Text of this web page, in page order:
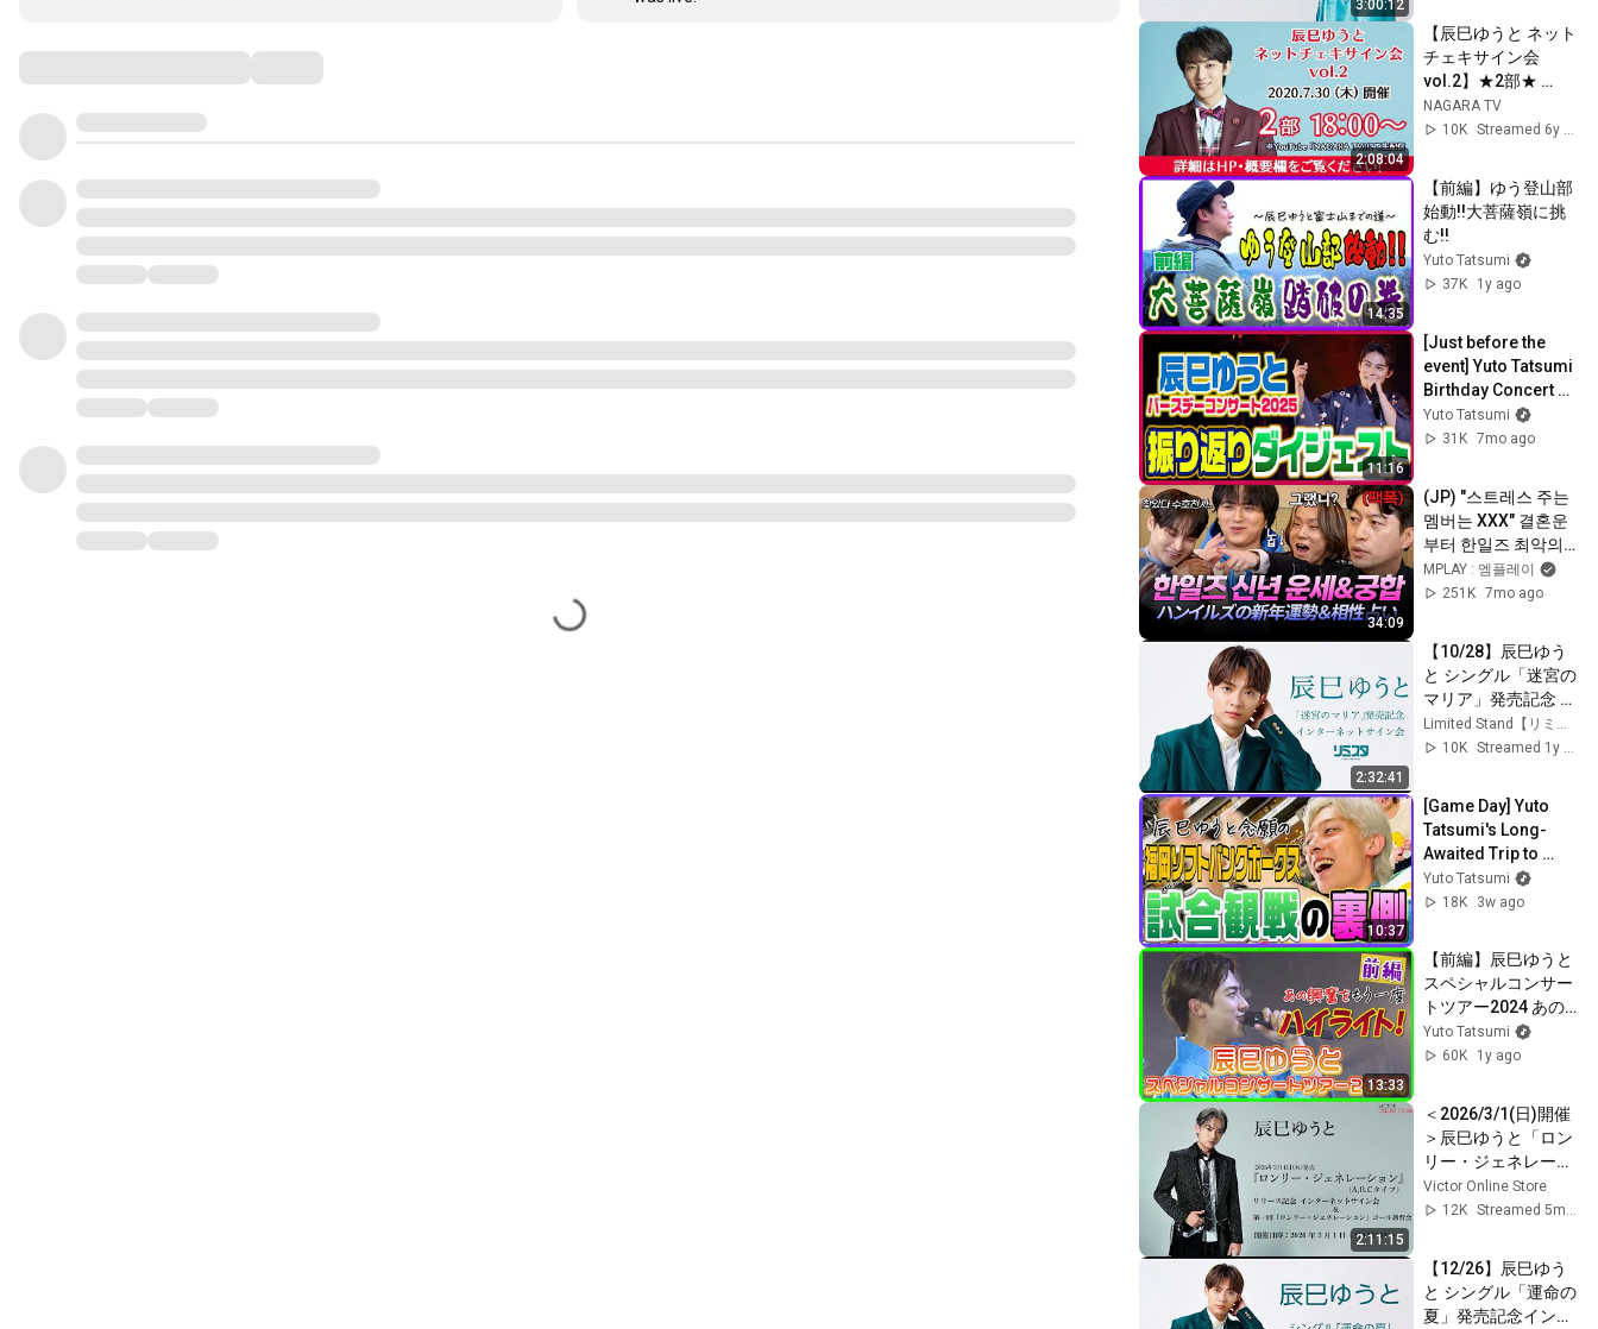
3:00:12
2:08:04
【辰巳ゆうと ネット
チェキサイン会
vol.2】★2部★
7/30(木)18:00～配
信
NAGARA TV
10K
Streamed 6y ago
14:35
【前編】ゆう登山部
始動!!大菩薩嶺に挑
む!!
Yuto Tatsumi
37K
1y ago
11:16
[Just before the
event] Yuto Tatsumi
Birthday Concert
2025 Retrospective
Digest
Yuto Tatsumi
31K 7mo ago
34:09
(JP) "스트레스 주는
멤버는 XXX" 결혼운
부터 한일즈 최악의
궁합까지, 박성준 역
술가 만나 팩폭맞는
텐쇼] | MBN
20251209 방송
MPLAY : 엠플레이
251K 7mo ago
2:32:41
【10/28】辰巳ゆう
と シングル「迷宮の
マリア」発売記念 イ
ンターネットサイン
会 10K
10:37
[Game Day] Yuto
Tatsumi's Long-
Awaited Trip to
Watch the Fukuoka
SoftBank Hawks
Yuto Tatsumi
18K
3w ago
13:33
【前編】辰巳ゆうと
スペシャルコンサー
トツアー2024 あの
興奮をもう一度ハイ
ライト!!
Yuto Tatsumi
60K
1y ago
2:11:15
＜2026/3/1(日)開催
＞辰巳ゆうと「ロン
リー・ジェネレーシ
ョン」リリース記念
インターネットサイ
講習会）
Victor Online Store
12K
Streamed 5mo ago
【12/26】辰巳ゆう
と シングル「運命の
夏」発売記念インタ